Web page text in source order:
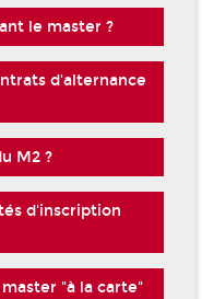
le master ?
d'alternance
M2 ?
d'inscription
"à la carte"